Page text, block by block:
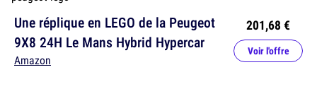
Une réplique en LEGO de la Peugeot
9X8 24H Le Mans Hybrid Hypercar
Amazon
201,68 €
Voir l'offre